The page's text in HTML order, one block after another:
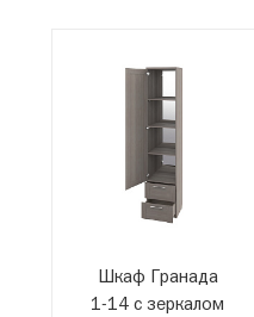
Шкаф Гранада
1-14 с зеркалом